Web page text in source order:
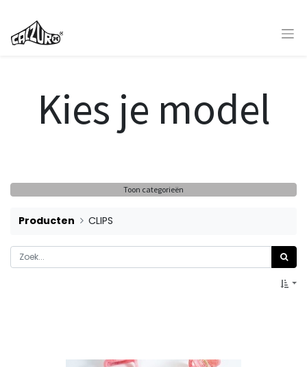
Kies je model
Toon categorieën
Producten CLIPS